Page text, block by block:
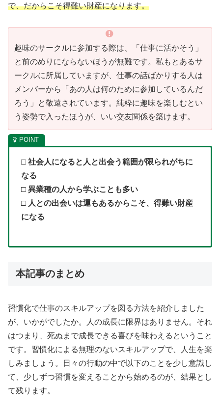
で、だからこそ得難い財産になります。
趣味のサークルに参加する際は、「仕事に活かそう」
と前のめりにならないほうが無難です。私もとあるサ
ークルに所属していますが、仕事の話ばかりする人は
メンバーから「あの人は何のために参加しているんだ
ろう」と敬遠されています。純粋に趣味を楽しむとい
う姿勢で入ったほうが、いい交友関係を築けます。
□ 社会人になると人と出会う範囲が限られがちに
なる
□ 異業種の人から学ぶことも多い
□ 人との出会いは運もあるからこそ、得難い財産
になる
本記事のまとめ
習慣化で仕事のスキルアップを図る方法を紹介しました
が、いかがでしたか。人の成長に限界はありません。それ
はつまり、死ぬまで成長できる喜びを味わえるということ
です。習慣化による無理のないスキルアップで、人生を楽
しみましょう。日々の行動の中で以下のことを少し意識し
て、少しずつ習慣を変えることから始めるのが、結果とし
て残ります。